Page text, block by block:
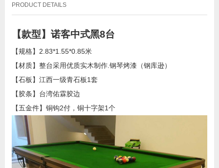
PRODUCT DETAILS
【款型】诺客中式黑8台
【规格】2.83*1.55*0.85米
【材质】整台采用优质实木制作.钢琴烤漆（钢库逊）
【石板】江西一级青石板1套
【胶条】台湾佑霖胶边
【五金件】铜钩2付，铜十字架1个